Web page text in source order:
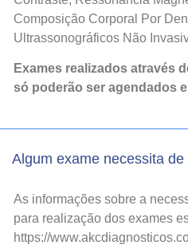
Composição Corporal Por
Ultrassonográficos Não
Exames realizados através
só poderão ser agendados
Algum exame necessita
As informações sobre a
para realização dos exames
https://